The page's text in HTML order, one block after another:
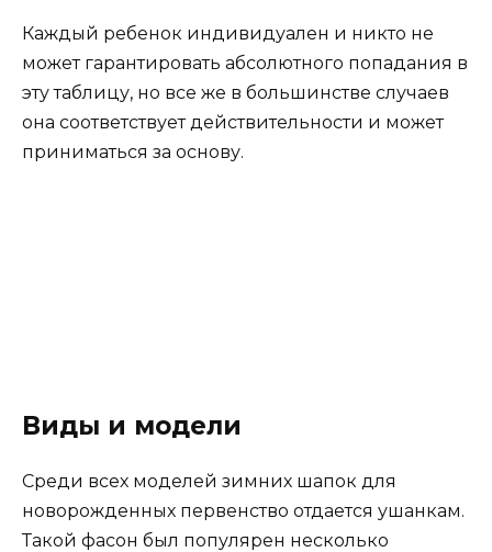
Каждый ребенок индивидуален и никто не
может гарантировать абсолютного попадания в
эту таблицу, но все же в большинстве случаев
она соответствует действительности и может
приниматься за основу.
Виды и модели
Среди всех моделей зимних шапок для
новорожденных первенство отдается ушанкам.
Такой фасон был популярен несколько